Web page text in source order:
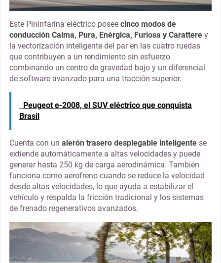
Este Pininfarina eléctrico posee cinco modos de
conducción Calma, Pura, Enérgica, Furiosa y Caratterey
la vectorización inteligente del par en las cuatro ruedas
que contribuyen a un rendimiento sin esfuerzo
combinando un centro de gravedad bajo y un diferencial
de software avanzado para una tracción superior.
Peugeot e-2008, el SUV eléctrico que conquista
Brasil
Cuenta con un alerón trasero desplegable inteligentese
extiende automáticamente a altas velocidades y puede
generar hasta 250 kg de carga aerodinámica. También
funciona como aerofreno cuando se reduce la velocidad
desde altas velocidades, lo que ayuda a estabilizar el
vehículo y respalda la fricción tradicional y los sistemas
de frenado regenerativos avanzados.